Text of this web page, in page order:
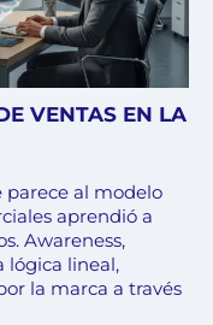
VENTAS EN LA
parece al modelo
aprendió a
Awareness,
lógica lineal,
la marca a través